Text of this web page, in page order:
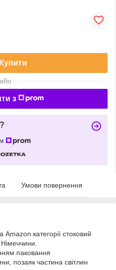
Купити
або
з
Умови повернення
Amazon категорії стоковий
паковання
позаяк частина світлин